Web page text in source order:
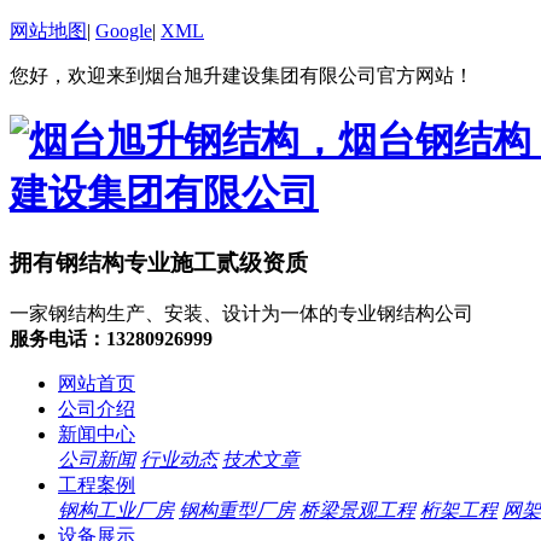
网站地图| Google| XML
您好，欢迎来到烟台旭升建设集团有限公司官方网站！
拥有钢结构专业施工贰级资质
一家钢结构生产、安装、设计为一体的专业钢结构公司
服务电话：13280926999
网站首页
公司介绍
新闻中心
公司新闻 行业动态 技术文章
工程案例
钢构工业厂房 钢构重型厂房 桥梁景观工程 桁架工程 网
设备展示